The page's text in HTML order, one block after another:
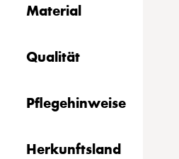
Material
Qualität
Pflegehinweise
Herkunftsland